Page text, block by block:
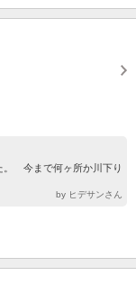
。 今まで何ヶ所か川下り
by ヒデサンさん